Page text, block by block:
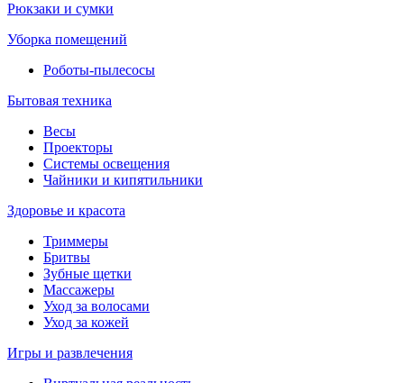
Рюкзаки и сумки
Уборка помещений
Роботы-пылесосы
Бытовая техника
Весы
Проекторы
Системы освещения
Чайники и кипятильники
Здоровье и красота
Триммеры
Бритвы
Зубные щетки
Массажеры
Уход за волосами
Уход за кожей
Игры и развлечения